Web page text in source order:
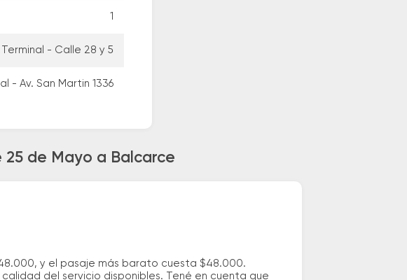
1
Terminal - Calle 28 y 5
- Av. San Martin 1336
de Mayo a Balcarce
y el pasaje más barato cuesta $48.000.
del servicio disponibles. Tené en cuenta que